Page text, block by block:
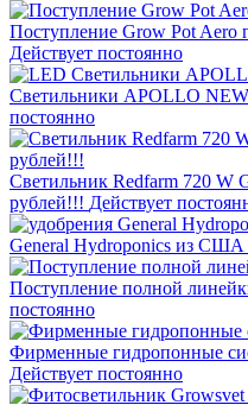
Поступление Grow Pot Aero
Действует постоянно
Светильники APOLLO
постоянно
Светильник Redfarm 720 W
рублей!!! Действует
General Hydroponics из
Поступление полной
постоянно
Фирменные гидропонные
Действует постоянно